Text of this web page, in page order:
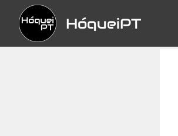
HóqueiPT